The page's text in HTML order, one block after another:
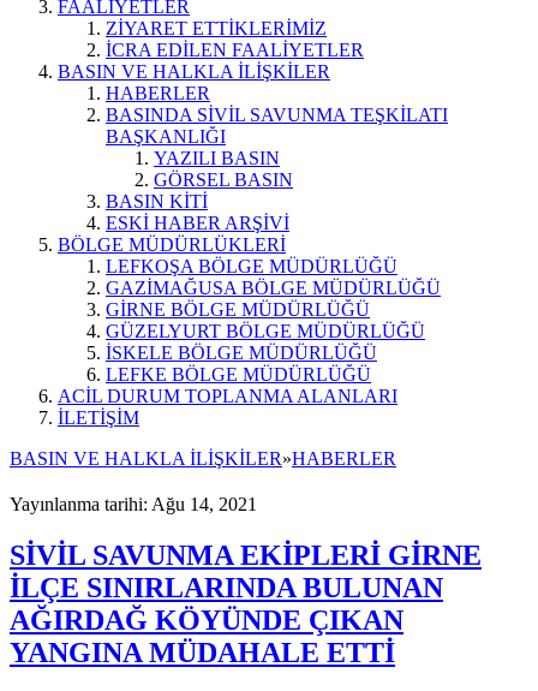
FAALİYETLER
ZİYARET ETTİKLERİMİZ
İCRA EDİLEN FAALİYETLER
BASIN VE HALKLA İLİŞKİLER
HABERLER
BASINDA SİVİL SAVUNMA TEŞKİLATI
BAŞKANLIĞI
YAZILI BASIN
GÖRSEL BASIN
BASIN KİTİ
ESKİ HABER ARŞİVİ
BÖLGE MÜDÜRLÜKLERİ
LEFKOŞA BÖLGE MÜDÜRLÜĞÜ
GAZİMAĞUSA BÖLGE MÜDÜRLÜĞÜ
GİRNE BÖLGE MÜDÜRLÜĞÜ
GÜZELYURT BÖLGE MÜDÜRLÜĞÜ
İSKELE BÖLGE MÜDÜRLÜĞÜ
LEFKE BÖLGE MÜDÜRLÜĞÜ
ACİL DURUM TOPLANMA ALANLARI
İLETİŞİM
BASIN VE HALKLA İLİŞKİLER»HABERLER
Yayınlanma tarihi: Ağu 14, 2021
SİVİL SAVUNMA EKİPLERİ GİRNE
İLÇE SINIRLARINDA BULUNAN
AĞIRDAĞ KÖYÜNDE ÇIKAN
YANGINA MÜDAHALE ETTİ